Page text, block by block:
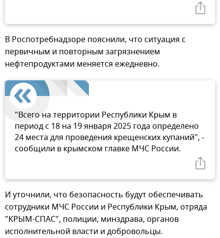
В Роспотребнадзоре пояснили, что ситуация с
первичным и повторным загрязнением
нефтепродуктами меняется ежедневно.
"Всего на территории Республики Крым в
период с 18 на 19 января 2025 года определено
24 места для проведения крещенских купаний", -
сообщили в крымском главке МЧС России.
И уточнили, что безопасность будут обеспечивать
сотрудники МЧС России и Республики Крым, отряда
"КРЫМ-СПАС", полиции, минздрава, органов
исполнительной власти и добровольцы.